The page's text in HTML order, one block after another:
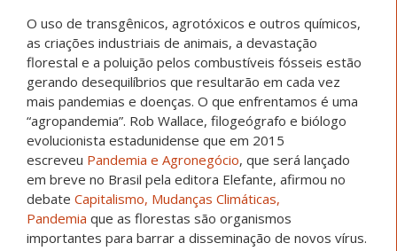
O uso de transgênicos, agrotóxicos e outros químicos,
as criações industriais de animais, a devastação
florestal e a poluição pelos combustíveis fósseis estão
gerando desequilíbrios que resultarão em cada vez
mais pandemias e doenças. O que enfrentamos é uma
“agropandemia”. Rob Wallace, filogeógrafo e biólogo
evolucionista estadunidense que em 2015
escreveu Pandemia e Agronegócio, que será lançado
em breve no Brasil pela editora Elefante, afirmou no
debate Capitalismo, Mudanças Climáticas,
Pandemia que as florestas são organismos
importantes para barrar a disseminação de novos vírus.